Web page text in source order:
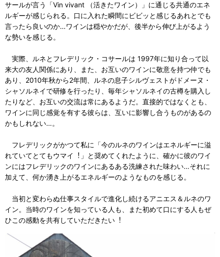
サールが⾔う「Vin vivant （活きたワイン）」に通じる共通のエネ
ルギーが感じられる。⼝に⼊れた瞬間にビビッと感じるあれとでも
⾔ったら良いのか…ワインは穏やかだが、後半から伸び上がるよう
な勢いを感じる。
実際、ルネとフレデリック・コサールは 1997年に知り合って以
来⼤の友⼈関係にあり、また、お互いのワインに敬意を持つ仲でも
あり、2010年秋から2年間、ルネの息⼦シルヴェストがドメーヌ・
シャソルネイで研修を⾏ったり、毎年シャソルネイの古樽を購⼊し
たりなど、お互いの交流は常にあるようだ。直接的ではなくとも、
ワインに同じ感覚を有する彼らは、互いに影響し合うものがあるの
かもしれない…。
フレデリックがかつて私に「今のルネのワインはエネルギーに溢
れていてとてもウマイ︕」と奨めてくれたように、確かに彼のワイ
ンにはフレデリックのワインにあるある洗練された味わい…それに
加えて、何か湧き上がるエネルギーのようなものを感じる。
当初と変わらぬ仕事スタイルで進化し続けるアニエス＆ルネのワ
イン。当時のワインを知っている⼈も、また初めて⼝にする⼈もぜ
ひこの感動を共有していただきたい︕